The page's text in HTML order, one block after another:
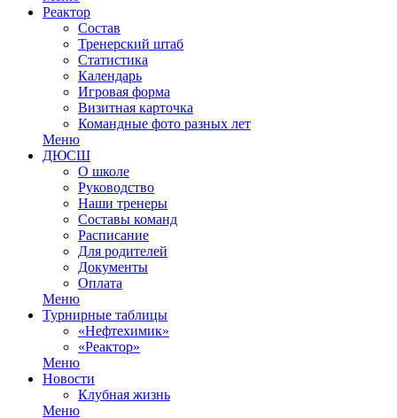
Реактор
Состав
Тренерский штаб
Статистика
Календарь
Игровая форма
Визитная карточка
Командные фото разных лет
Меню
ДЮСШ
О школе
Руководство
Наши тренеры
Составы команд
Расписание
Для родителей
Документы
Оплата
Меню
Турнирные таблицы
«Нефтехимик»
«Реактор»
Меню
Новости
Клубная жизнь
Меню